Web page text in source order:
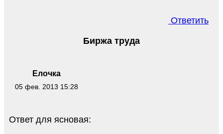
Ответить
Елочка
05 фев. 2013 15:28
Биржа труда
Ответ для ясновая: